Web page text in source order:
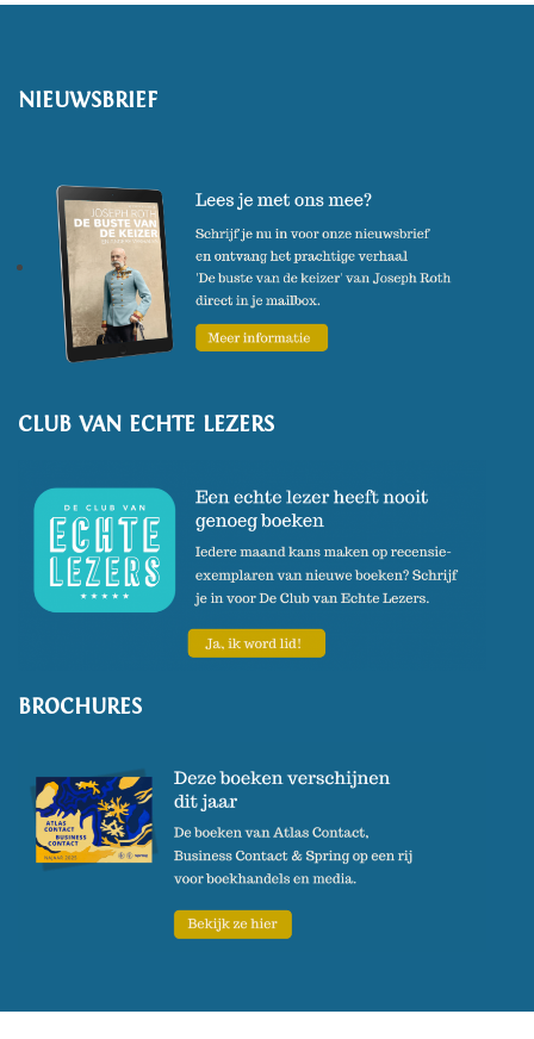
NIEUWSBRIEF
CLUB VAN ECHTE LEZERS
BROCHURES